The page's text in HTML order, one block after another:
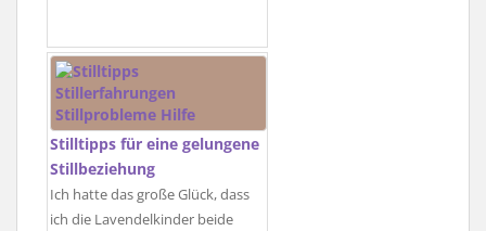
Stilltipps für eine gelungene
Stillbeziehung
Ich hatte das große Glück, dass
ich die Lavendelkinder beide